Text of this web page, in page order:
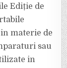
Ediție de
materie de
sau
in